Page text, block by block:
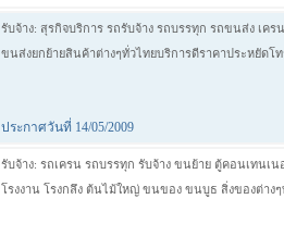
รับจ้าง: สุรกิจบริการ รถรับจ้าง รถบรรทุก รถขนส่ง เค
ขนส่งยกย้ายสินค้าต่างๆทั่วไทยบริการดีราคาประหยัดโท
ประกาศวันที่ 14/05/2009
รับจ้าง: รถเครน รถบรรทุก รับจ้าง ขนย้าย ตู้คอนเทนเ
โรงงาน โรงกลึง ต้นไม้ใหญ่ ขนของ ขนบูธ สิ่งของต่างๆ